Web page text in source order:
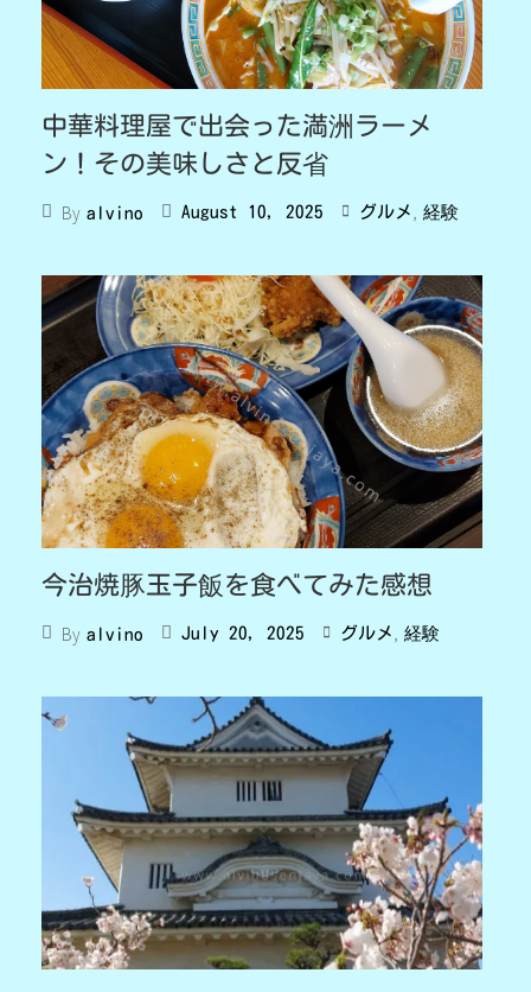
中華料理屋で出会った満洲ラーメ
ン！その美味しさと反省
By alvino August 10, 2025 グルメ , 経験
今治焼豚玉子飯を食べてみた感想
By alvino July 20, 2025 グルメ , 経験